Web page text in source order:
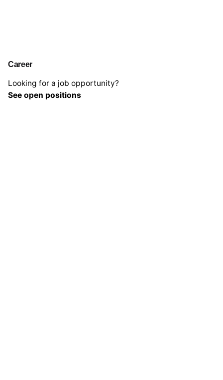
Career
Looking for a job opportunity?
See open positions